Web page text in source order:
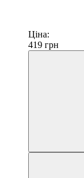
Ціна:
419 грн